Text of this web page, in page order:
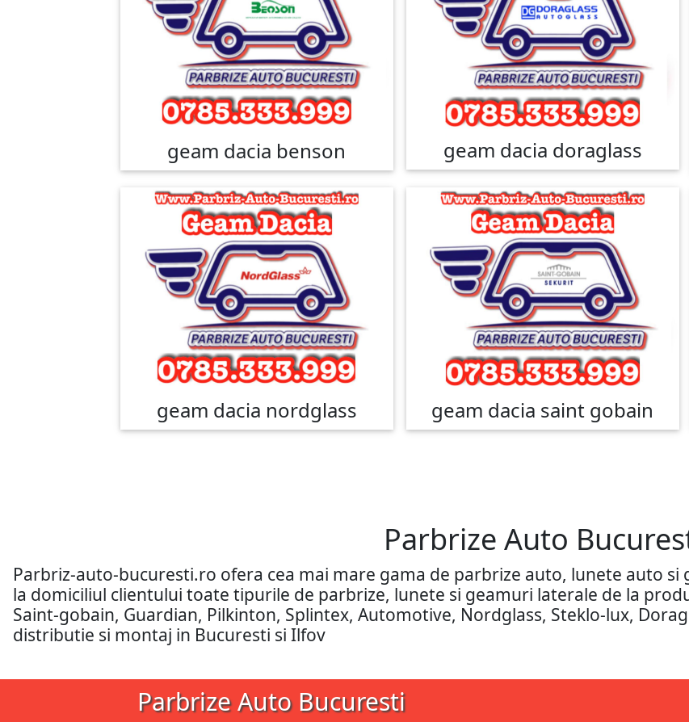
geam dacia benson geam dacia doraglass
geam dacia nordglass geam dacia saint gobain
Parbrize Auto
Parbriz-auto-bucuresti.ro ofera cea mai mare gama de parbrize auto, lunete auto
la domiciliul clientului toate tipurile de parbrize, lunete si geamuri laterale de la
Saint-gobain, Guardian, Pilkinton, Splintex, Automotive, Nordglass, Steklo-lux,
distributie si montaj in Bucuresti si Ilfov
Parbrize Auto Bucuresti